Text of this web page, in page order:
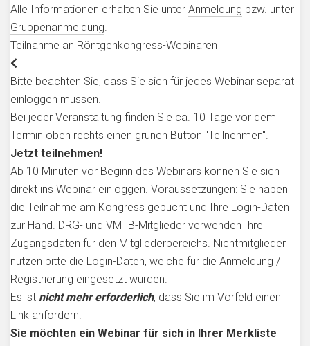
Alle Informationen erhalten Sie unter Anmeldung bzw. unter
Gruppenanmeldung.
Teilnahme an Röntgenkongress-Webinaren
Bitte beachten Sie, dass Sie sich für jedes Webinar separat
einloggen müssen.
Bei jeder Veranstaltung finden Sie ca. 10 Tage vor dem
Termin oben rechts einen grünen Button "Teilnehmen".
Jetzt teilnehmen!
Ab 10 Minuten vor Beginn des Webinars können Sie sich
direkt ins Webinar einloggen. Voraussetzungen: Sie haben
die Teilnahme am Kongress gebucht und Ihre Login-Daten
zur Hand. DRG- und VMTB-Mitglieder verwenden Ihre
Zugangsdaten für den Mitgliederbereichs. Nichtmitglieder
nutzen bitte die Login-Daten, welche für die Anmeldung /
Registrierung eingesetzt wurden.
Es ist nicht mehr erforderlich, dass Sie im Vorfeld einen
Link anfordern!
Sie möchten ein Webinar für sich in Ihrer Merkliste